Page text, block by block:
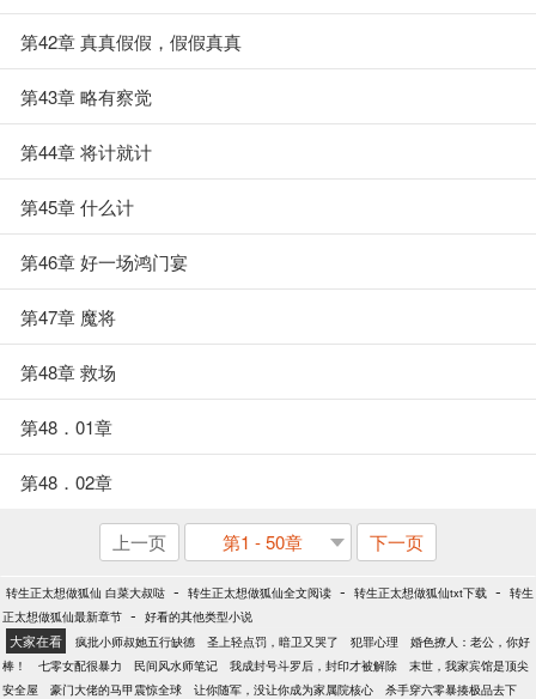
第42章 真真假假，假假真真
第43章 略有察觉
第44章 将计就计
第45章 什么计
第46章 好一场鸿门宴
第47章 魔将
第48章 救场
第48．01章
第48．02章
上一页 第1 - 50章 下一页
转生正太想做狐仙 白菜大叔哒 - 转生正太想做狐仙全文阅读 - 转生正太想做狐仙txt下载 - 转生
正太想做狐仙最新章节 - 好看的其他类型小说
大家在看 疯批小师叔她五行缺德 圣上轻点罚，暗卫又哭了 犯罪心理
婚色撩人：老公，你好
棒！
七零女配很暴力 民间风水师笔记 我成封号斗罗后，封印才被解除
末世，我家宾馆是顶尖
安全屋
豪门大佬的马甲震惊全球 让你随军，没让你成为家属院核心
杀手穿六零暴揍极品去下